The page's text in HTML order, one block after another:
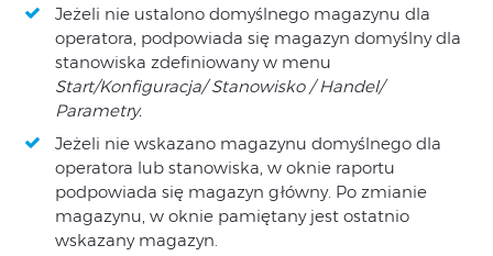
Jeżeli nie ustalono domyślnego magazynu dla
operatora, podpowiada się magazyn domyślny dla
stanowiska zdefiniowany w menu
Start/Konfiguracja/ Stanowisko / Handel/
Parametry.
Jeżeli nie wskazano magazynu domyślnego dla
operatora lub stanowiska, w oknie raportu
podpowiada się magazyn główny. Po zmianie
magazynu, w oknie pamiętany jest ostatnio
wskazany magazyn.